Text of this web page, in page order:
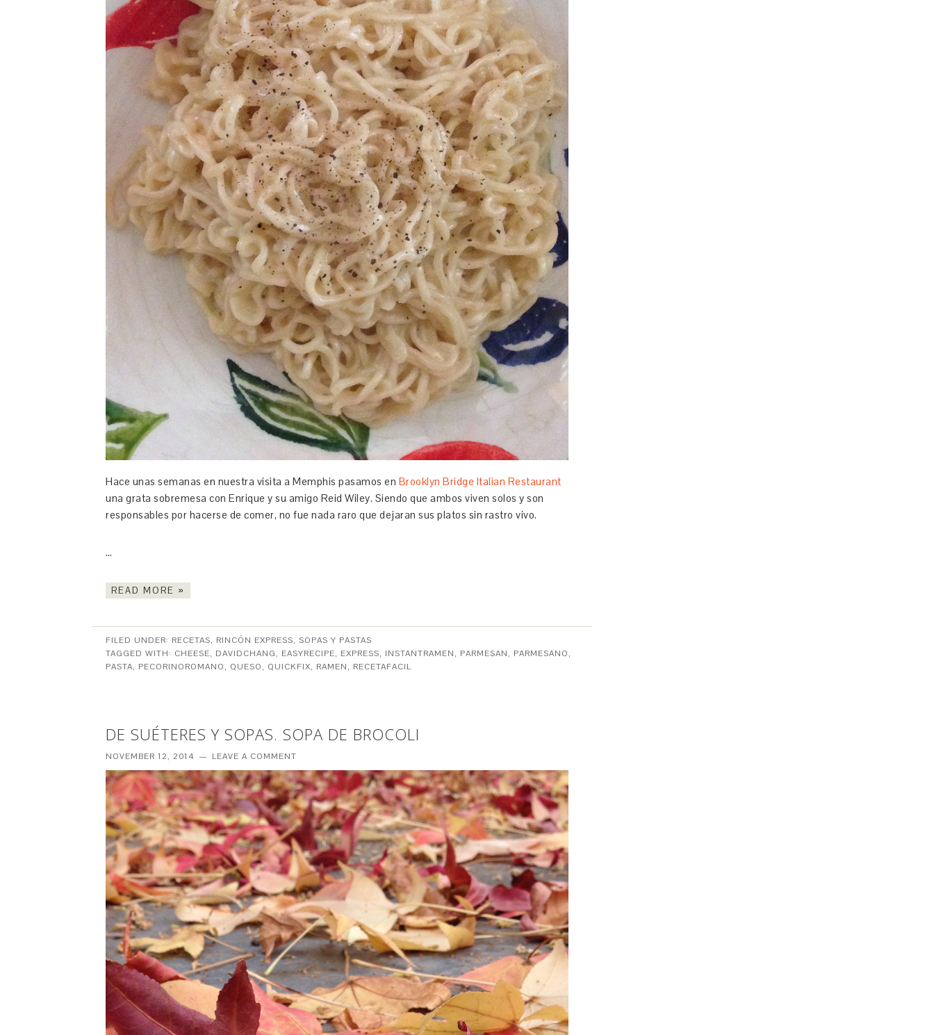
Hace unas semanas en nuestra visita a Memphis pasamos en Brooklyn Bridge Italian Restaurant
una grata sobremesa con Enrique y su amigo Reid Wiley. Siendo que ambos viven solos y son
responsables por hacerse de comer, no fue nada raro que dejaran sus platos sin rastro vivo.
…
READ MORE »
FILED UNDER: RECETAS, RINCÓN EXPRESS, SOPAS Y PASTAS
TAGGED WITH: CHEESE, DAVIDCHANG, EASYRECIPE, EXPRESS, INSTANTRAMEN, PARMESAN, PARMESANO,
PASTA, PECORINOROMANO, QUESO, QUICKFIX, RAMEN, RECETAFACIL
DE SUÉTERES Y SOPAS. SOPA DE BROCOLI
NOVEMBER 12, 2014 LEAVE A COMMENT